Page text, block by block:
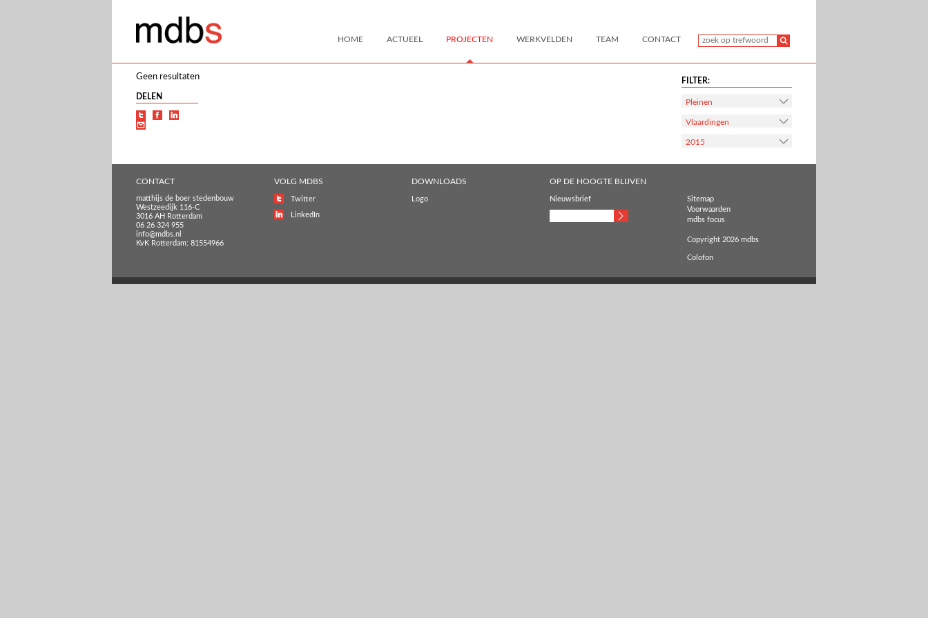
HOME ACTUEEL PROJECTEN WERKVELDEN TEAM CONTACT
Geen resultaten
DELEN
FILTER:
Pleinen
Vlaardingen
2015
CONTACT
matthijs de boer stedenbouw
Westzeedijk 116-C
3016 AH Rotterdam
06 26 324 955
info@mdbs.nl
KvK Rotterdam: 81554966
VOLG MDBS
Twitter
LinkedIn
DOWNLOADS
Logo
OP DE HOOGTE BLIJVEN
Nieuwsbrief
Sitemap
Voorwaarden
mdbs focus
Copyright 2026 mdbs
Colofon